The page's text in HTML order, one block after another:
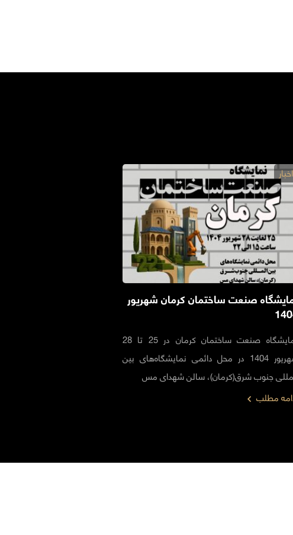
صنعت ساختمان کرمان شهریور
نمایشگاه صنعت ساختمان کرمان در 25 تا 28
شهریور 1404 در محل دائمی نمایشگاه‌های بین
جنوب شرق(کرمان)، سالن شهدای مس
اخبار
مطلب